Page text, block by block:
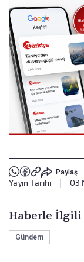
Paylaş
Yayın Tarihi 03
Haberle İlgili
Gündem